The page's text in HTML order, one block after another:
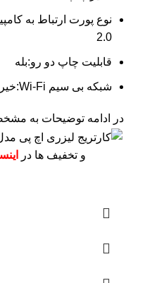
2.0
قابلیت چاپ دو رو:بله
شبکه بی سیم Wi-Fi:خیر
در ادامه توضیحات به
و تخفیف ها در